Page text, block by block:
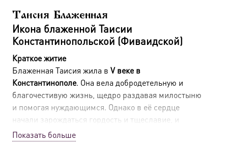
Таисия Блаженная
Икона блаженной Таисии
Константинопольской (Фиваидской)
Краткое житие
Блаженная Таисия жила в V веке в
Константинополе. Она вела добродетельную и
благочестивую жизнь, щедро раздавая милостыню
и помогая нуждающимся. Однако в её сердце
начали зарождаться гордость и тщеславие, и
дьявол, воспользовавшись этим, соблазнил её.
Показать больше